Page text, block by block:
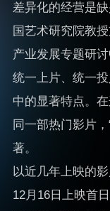
差异化的经营是
国艺术研究院教
产业发展专题研讨
统一上片、统一
中的显著特点。
同一部热门影片，
著。
以近几年上映的
12月16日上映首